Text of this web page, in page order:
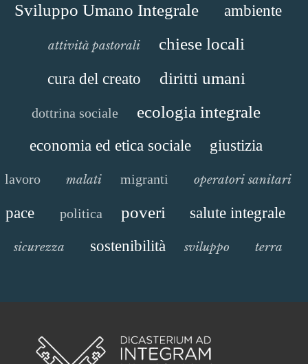
Sviluppo Umano Integrale ambiente
attività pastorali chiese locali
cura del creato diritti umani
dottrina sociale ecologia integrale
economia ed etica sociale giustizia
lavoro malati migranti operatori sanitari
pace politica poveri salute integrale
sicurezza sostenibilità sviluppo terra